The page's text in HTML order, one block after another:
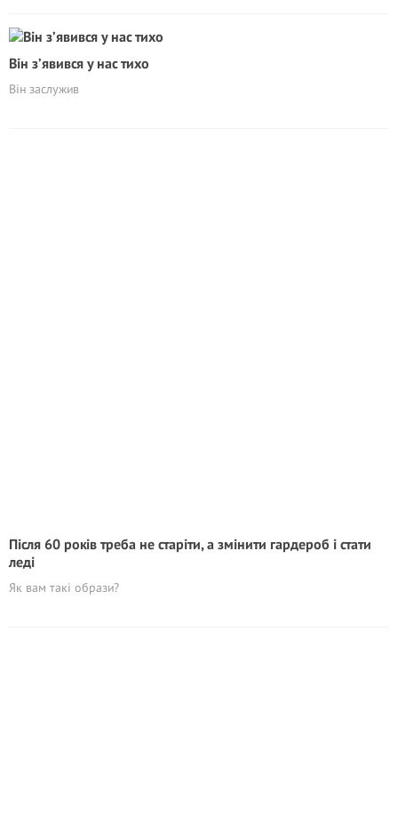
Він з’явився у нас тихо
Він заслужив
Після 60 років треба не старіти, а змінити гардероб і стати
леді
Як вам такі образи?